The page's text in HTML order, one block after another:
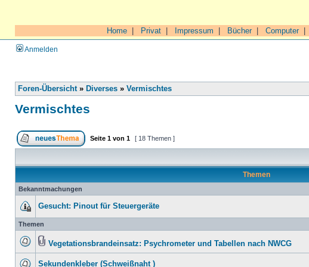
Home Privat Impressum Bücher| Computer|
Anmelden
Foren-Übersicht» Diverses » Vermischtes
Vermischtes
Seite 1 von 1 [ 18 Themen ]
Themen
Bekanntmachungen
Gesucht: Pinout für Steuergeräte
Themen
Vegetationsbrandeinsatz: Psychrometer und Tabellen nach NWCG
Sekundenkleber (Schweißnaht )